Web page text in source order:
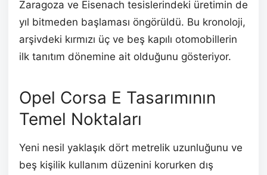
Zaragoza ve Eisenach tesislerindeki üretimin de
yıl bitmeden başlaması öngörüldü. Bu kronoloji,
arşivdeki kırmızı üç ve beş kapılı otomobillerin
ilk tanıtım dönemine ait olduğunu gösteriyor.
Opel Corsa E Tasarımının
Temel Noktaları
Yeni nesil yaklaşık dört metrelik uzunluğunu ve
beş kişilik kullanım düzenini korurken dış